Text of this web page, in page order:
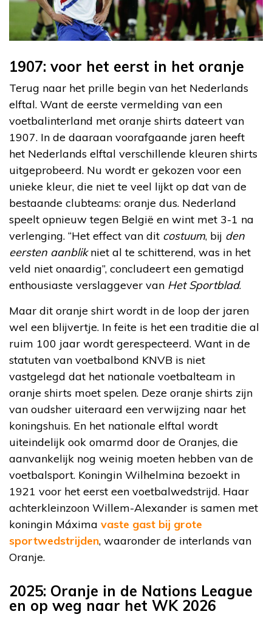
1907: voor het eerst in het oranje
Terug naar het prille begin van het Nederlands
elftal. Want de eerste vermelding van een
voetbalinterland met oranje shirts dateert van
1907. In de daaraan voorafgaande jaren heeft
het Nederlands elftal verschillende kleuren shirts
uitgeprobeerd. Nu wordt er gekozen voor een
unieke kleur, die niet te veel lijkt op dat van de
bestaande clubteams: oranje dus. Nederland
speelt opnieuw tegen België en wint met 3-1 na
verlenging. “Het effect van dit costuum, bij den
eersten aanblikniet al te schitterend, was in het
veld niet onaardig”, concludeert een gematigd
enthousiaste verslaggever van Het Sportblad.
Maar dit oranje shirt wordt in de loop der jaren
wel een blijvertje. In feite is het een traditie die al
ruim 100 jaar wordt gerespecteerd. Want in de
statuten van voetbalbond KNVB is niet
vastgelegd dat het nationale voetbalteam in
oranje shirts moet spelen. Deze oranje shirts zijn
van oudsher uiteraard een verwijzing naar het
koningshuis. En het nationale elftal wordt
uiteindelijk ook omarmd door de Oranjes, die
aanvankelijk nog weinig moeten hebben van de
voetbalsport. Koningin Wilhelmina bezoekt in
1921 voor het eerst een voetbalwedstrijd. Haar
achterkleinzoon Willem-Alexander is samen met
koningin Máxima vaste gast bij grote
sportwedstrijden, waaronder de interlands van
Oranje.
2025: Oranje in de Nations League
en op weg naar het WK 2026